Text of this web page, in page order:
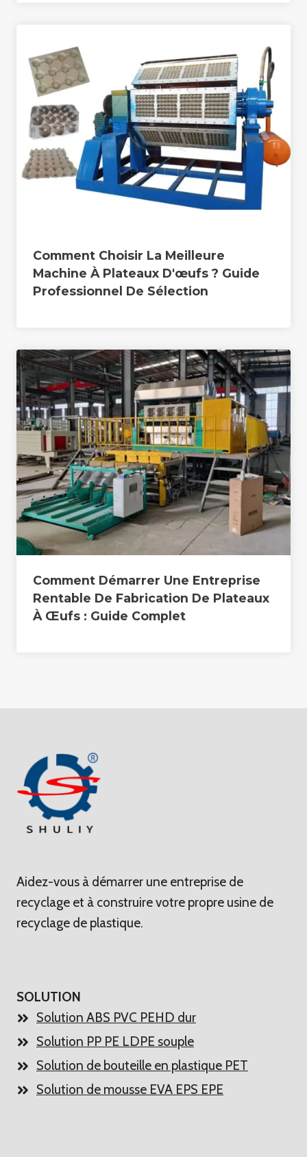
Comment Choisir La Meilleure
Machine À Plateaux D'œufs ? Guide
Professionnel De Sélection
Comment Démarrer Une Entreprise
Rentable De Fabrication De Plateaux
À Œufs : Guide Complet
Aidez-vous à démarrer une entreprise de
recyclage et à construire votre propre usine de
recyclage de plastique.
SOLUTION
Solution ABS PVC PEHD dur
Solution PP PE LDPE souple
Solution de bouteille en plastique PET
Solution de mousse EVA EPS EPE